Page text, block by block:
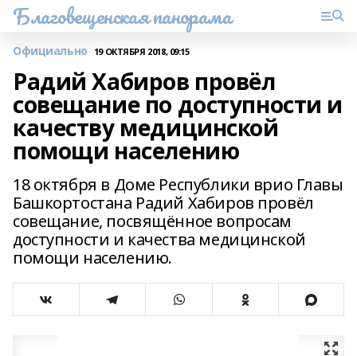
Благовещенская панорама
Официально 19 ОКТЯБРЯ 2018, 09:15
Радий Хабиров провёл
совещание по доступности и
качеству медицинской
помощи населению
18 октября в Доме Республики врио Главы
Башкортостана Радий Хабиров провёл
совещание, посвящённое вопросам
доступности и качества медицинской
помощи населению.